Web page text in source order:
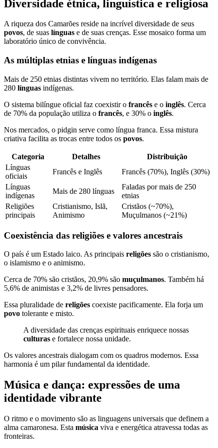
Diversidade étnica, linguística e religiosa
A riqueza dos Camarões reside na incrível diversidade de seus
povos, de suas línguas e de suas crenças. Esse mosaico forma um
laboratório único de convivência.
As múltiplas etnias e línguas indígenas
Mais de 250 etnias distintas vivem no território. Elas falam mais de
280 línguas indígenas.
O sistema bilíngue oficial faz coexistir o francês e o inglês. Cerca
de 70% da população utiliza o francês, e 30% o inglês.
Nos mercados, o pidgin serve como língua franca. Essa mistura
criativa facilita as trocas entre todos os povos.
Categoria Detalhes
Distribuição
Línguas
oficiais
Francês e Inglês
Francês (70%), Inglês (30%)
Línguas
indígenas
Mais de 280 línguas
Faladas por mais de 250
etnias
Religiões
principais
Cristianismo, Islã,
Animismo
Cristãos (~70%),
Muçulmanos (~21%)
Coexistência das religiões e valores ancestrais
O país é um Estado laico. As principais religões são o cristianismo,
o islamismo e o animismo.
Cerca de 70% são cristãos, 20,9% são muçulmanos. Também há
5,6% de animistas e 3,2% de livres pensadores.
Essa pluralidade de religões coexiste pacificamente. Ela forja um
povo tolerante e misto.
A diversidade das crenças espirituais enriquece nossas
culturas e fortalece nossa unidade.
Os valores ancestrais dialogam com os quadros modernos. Essa
harmonia é um pilar fundamental da identidade.
Música e dança: expressões de uma
identidade vibrante
O ritmo e o movimento são as linguagens universais que definem a
alma camaronesa. Esta música viva e energética atravessa todas as
fronteiras.